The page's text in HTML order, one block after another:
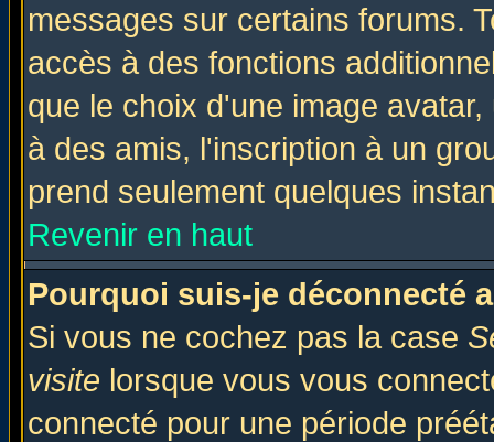
messages sur certains forums.
accès à des fonctions
que le choix d'une image
à des amis, l'inscription à un
prend seulement quelques
Revenir en haut
Pourquoi suis-je déconnecté
Si vous ne cochez pas la case
visite lorsque vous vous
connecté pour une période